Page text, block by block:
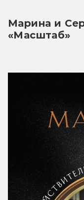
Марина и
«Масштаб»